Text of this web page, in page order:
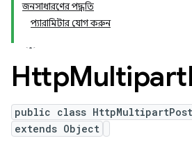
জনসাধারণের পদ্ধতি
প্যারামিটার যোগ করুন
HttpMultipart
public class HttpMultipartPost
extends Object